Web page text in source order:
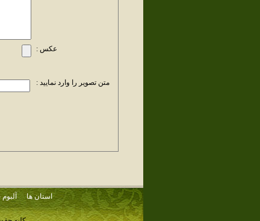
عکس :
متن تصویر را وارد نمایید :
استان ها